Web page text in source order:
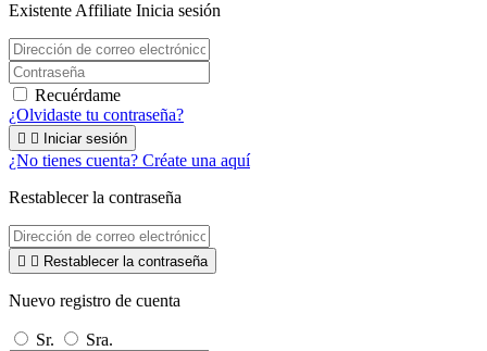
Existente Affiliate Inicia sesión
Recuérdame
¿Olvidaste tu contraseña?
  Iniciar sesión
¿No tienes cuenta? Créate una aquí
Restablecer la contraseña
  Restablecer la contraseña
Nuevo registro de cuenta
Sr. Sra.